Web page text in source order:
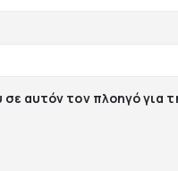
αυτόν τον πλοηγό για